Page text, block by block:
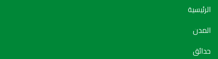
الرئيسية
المدن
حدائق